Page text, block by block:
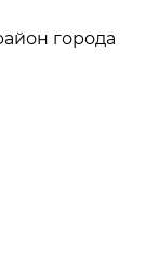
города